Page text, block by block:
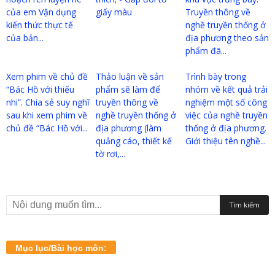
của em Vận dụng
kiến thức thực tế
của bản...
giấy màu
Truyền thông về
nghề truyền thống ở
địa phương theo sản
phẩm đã...
Xem phim về chủ đề
“Bác Hồ với thiếu
nhi”. Chia sẻ suy nghĩ
sau khi xem phim về
chủ đề “Bác Hồ với...
Thảo luận về sản
phẩm sẽ làm để
truyền thông về
nghề truyền thống ở
địa phương (làm
quảng cáo, thiết kế
tờ rơi,...
Trình bày trong
nhóm về kết quả trải
nghiệm một số công
việc của nghề truyền
thống ở địa phương.
Giới thiệu tên nghề...
Mục lục/Bài học môn: